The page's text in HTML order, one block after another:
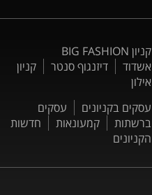
קניון BIG FASHION
אשדוד
דיזנגוף סנטר
קניון
אילון
עסקים בקניונים
עסקים
ברשתות
קמעונאות
חדשות
הקניונים